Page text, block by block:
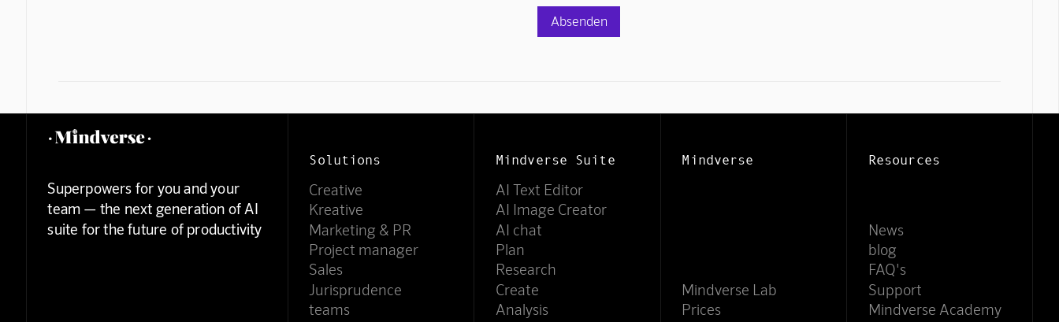
Superpowers for you and your
team — the next generation of AI
suite for the future of productivity
Solutions
Creative
Kreative
Marketing & PR
Project manager
Sales
Jurisprudence
teams
Mindverse Suite
AI Text Editor
AI Image Creator
AI chat
Plan
Research
Create
Analysis
Mindverse
Mindverse Lab
Prices
Resources
News
blog
FAQ's
Support
Mindverse Academy